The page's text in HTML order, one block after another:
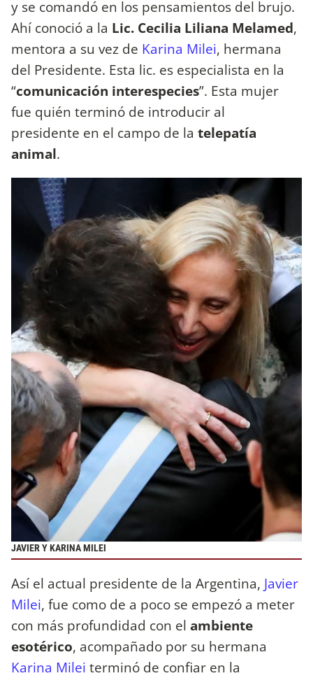
y se comandó en los pensamientos del brujo.
Ahí conoció a la Lic. Cecilia Liliana Melamed,
mentora a su vez de Karina Milei, hermana
del Presidente. Esta lic. es especialista en la
“comunicación interespecies”. Esta mujer
fue quién terminó de introducir al
presidente en el campo de la telepatía
animal.
JAVIER Y KARINA MILEI
Así el actual presidente de la Argentina, Javier
Milei, fue como de a poco se empezó a meter
con más profundidad con el ambiente
esotérico, acompañado por su hermana
Karina Milei terminó de confiar en la